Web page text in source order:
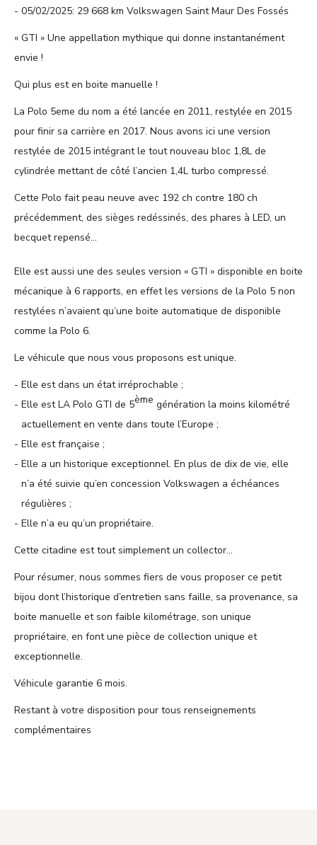
05/02/2025: 29 668 km Volkswagen Saint Maur Des Fossés
« GTI » Une appellation mythique qui donne instantanément
envie !
Qui plus est en boite manuelle !
La Polo 5eme du nom a été lancée en 2011, restylée en 2015
pour finir sa carrière en 2017. Nous avons ici une version
restylée de 2015 intégrant le tout nouveau bloc 1,8L de
cylindrée mettant de côté l’ancien 1,4L turbo compressé.
Cette Polo fait peau neuve avec 192 ch contre 180 ch
précédemment, des sièges redéssinés, des phares à LED, un
becquet repensé…
Elle est aussi une des seules version « GTI » disponible en boite
mécanique à 6 rapports, en effet les versions de la Polo 5 non
restylées n’avaient qu’une boite automatique de disponible
comme la Polo 6.
Le véhicule que nous vous proposons est unique.
Elle est dans un état irréprochable ;
Elle est LA Polo GTI de 5ème génération la moins kilométré
actuellement en vente dans toute l’Europe ;
Elle est française ;
Elle a un historique exceptionnel. En plus de dix de vie, elle
n’a été suivie qu’en concession Volkswagen a échéances
régulières ;
Elle n’a eu qu’un propriétaire.
Cette citadine est tout simplement un collector…
Pour résumer, nous sommes fiers de vous proposer ce petit
bijou dont l’historique d’entretien sans faille, sa provenance, sa
boite manuelle et son faible kilométrage, son unique
propriétaire, en font une pièce de collection unique et
exceptionnelle.
Véhicule garantie 6 mois.
Restant à votre disposition pour tous renseignements
complémentaires